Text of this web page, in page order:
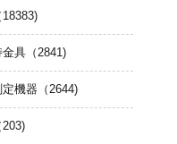
18383)
金具 （2841)
機器 （2644)
203)